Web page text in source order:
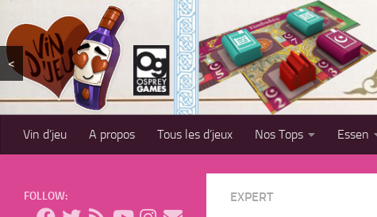
Skip to content
<
Vin d’jeu A propos Tous les d’jeux Nos Tops Essen
EXPERT
FOLLOW: